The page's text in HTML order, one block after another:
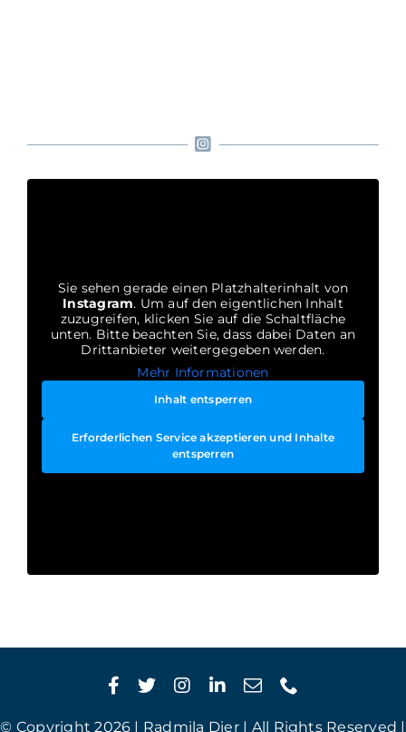
Sie sehen gerade einen Platzhalterinhalt von
Instagram. Um auf den eigentlichen Inhalt
zuzugreifen, klicken Sie auf die Schaltfläche
unten. Bitte beachten Sie, dass dabei Daten an
Drittanbieter weitergegeben werden.
Mehr Informationen
Inhalt entsperren
Erforderlichen Service akzeptieren und Inhalte
entsperren
© Copyright 2026 | Radmila Dier | All Rights Reserved |